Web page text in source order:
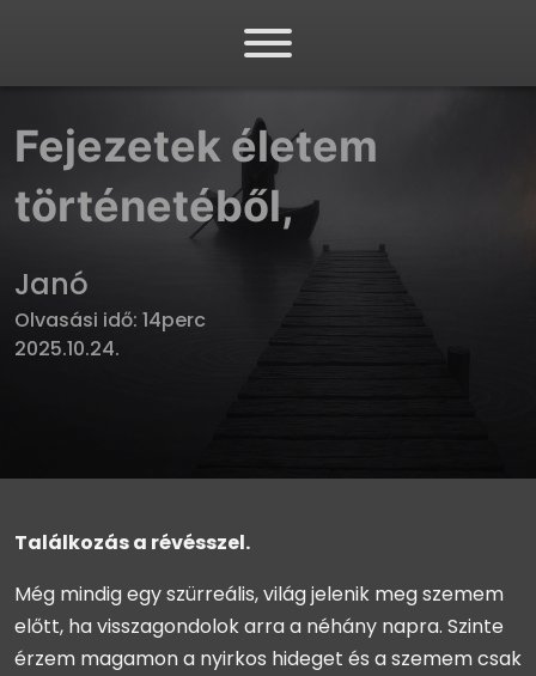
Fejezetek életem
történetéből,
Janó
Olvasási idő: 14perc
2025.10.24.
Találkozás a révésszel.
Még mindig egy szürreális, világ jelenik meg szemem
előtt, ha visszagondolok arra a néhány napra. Szinte
érzem magamon a nyirkos hideget és a szemem csak